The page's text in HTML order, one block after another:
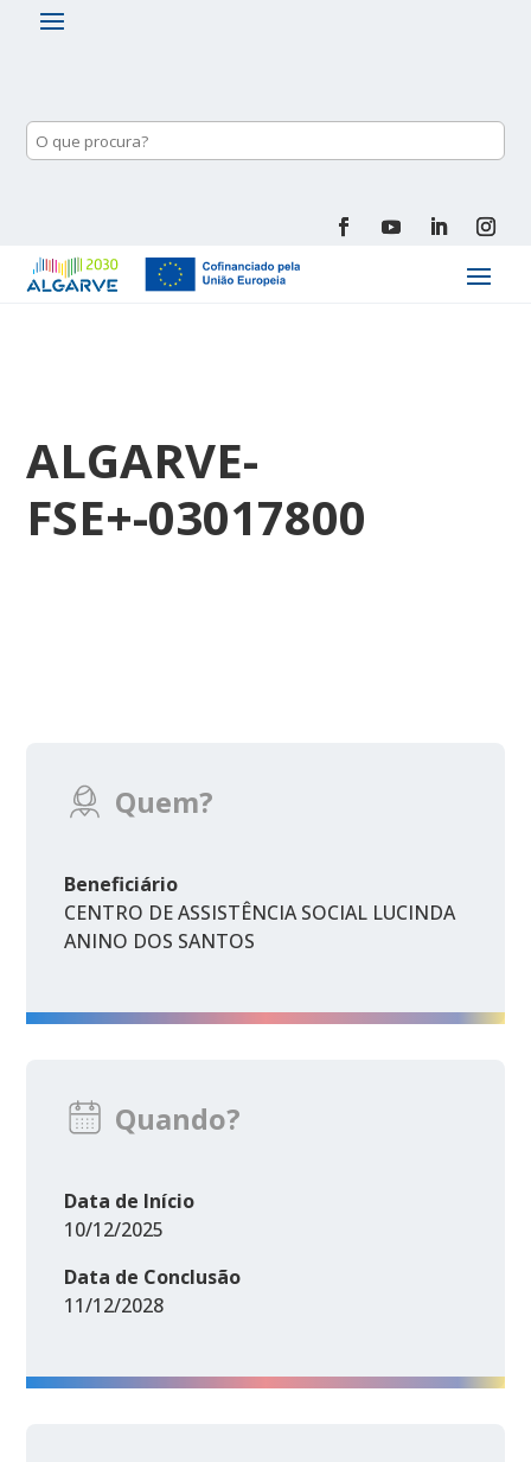
ALGARVE-
FSE+-03017800
Quem?
Beneficiário
CENTRO DE ASSISTÊNCIA SOCIAL LUCINDA
ANINO DOS SANTOS
Quando?
Data de Início
10/12/2025
Data de Conclusão
11/12/2028